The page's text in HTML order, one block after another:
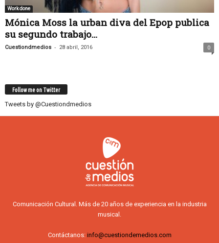
Work done
Mónica Moss la urban diva del Epop publica
su segundo trabajo...
Cuestiondmedios - 28 abril, 2016 0
Follow me on Twitter
Tweets by @Cuestiondmedios
Comunicación Cultural. Más de 20 años de experiencia en la industria
musical.
Contáctanos: info@cuestiondemedios.com